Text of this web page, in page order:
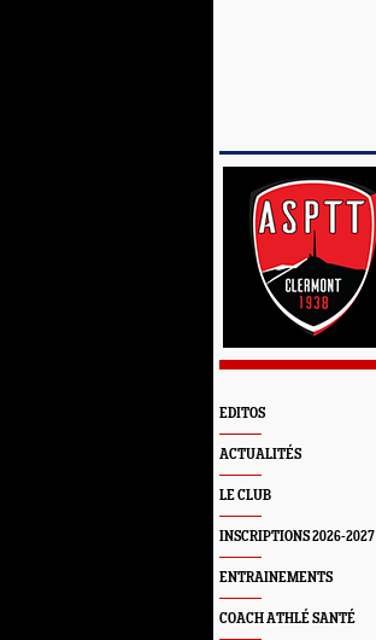
EDITOS
ACTUALITÉS
LE CLUB
INSCRIPTIONS 2026-2027
ENTRAINEMENTS
COACH ATHLÉ SANTÉ